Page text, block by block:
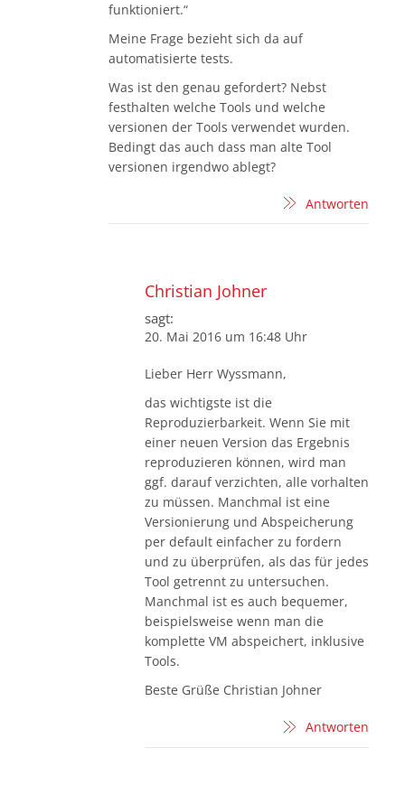
funktioniert.“
Meine Frage bezieht sich da auf
automatisierte tests.
Was ist den genau gefordert? Nebst
festhalten welche Tools und welche
versionen der Tools verwendet wurden.
Bedingt das auch dass man alte Tool
versionen irgendwo ablegt?
Antworten
Christian Johner
sagt:
20. Mai 2016 um 16:48 Uhr
Lieber Herr Wyssmann,
das wichtigste ist die
Reproduzierbarkeit. Wenn Sie mit
einer neuen Version das Ergebnis
reproduzieren können, wird man
ggf. darauf verzichten, alle vorhalten
zu müssen. Manchmal ist eine
Versionierung und Abspeicherung
per default einfacher zu fordern
und zu überprüfen, als das für jedes
Tool getrennt zu untersuchen.
Manchmal ist es auch bequemer,
beispielsweise wenn man die
komplette VM abspeichert, inklusive
Tools.
Beste Grüße Christian Johner
Antworten